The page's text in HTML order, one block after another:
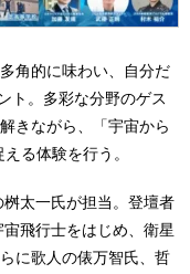
角的に味わい、自分だ
ト。多彩な分野のゲス
きながら、「宇宙から
る体験を行う。
太一氏が担当。登壇者
飛行士をはじめ、衛星
に歌人の俵万智氏、哲